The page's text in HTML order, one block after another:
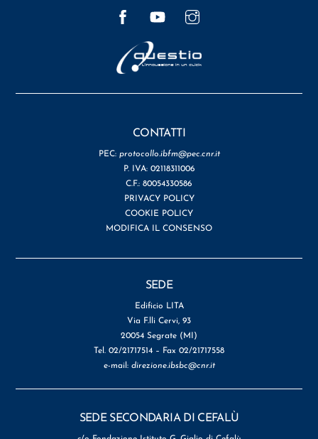
YouTube
CONTATTI
PEC: protocollo.ibfm@pec.cnr.it
P. IVA: 02118311006
C.F.: 80054330586
PRIVACY POLICY
COOKIE POLICY
MODIFICA IL CONSENSO
SEDE
Edificio LITA
Via F.lli Cervi, 93
20054 Segrate (MI)
Tel. 02/21717514 – Fax 02/21717558
e-mail: direzione.ibsbc@cnr.it
SEDE SECONDARIA DI CEFALÙ